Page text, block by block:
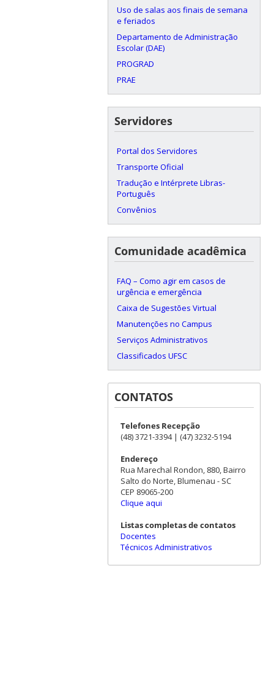
Uso de salas aos finais de semana
e feriados
Departamento de Administração
Escolar (DAE)
PROGRAD
PRAE
Servidores
Portal dos Servidores
Transporte Oficial
Tradução e Intérprete Libras-
Português
Convênios
Comunidade acadêmica
FAQ – Como agir em casos de
urgência e emergência
Caixa de Sugestões Virtual
Manutenções no Campus
Serviços Administrativos
Classificados UFSC
CONTATOS
Telefones Recepção
(48) 3721-3394 | (47) 3232-5194
Endereço
Rua Marechal Rondon, 880, Bairro
Salto do Norte, Blumenau - SC
CEP 89065-200
Clique aqui
Listas completas de contatos
Docentes
Técnicos Administrativos